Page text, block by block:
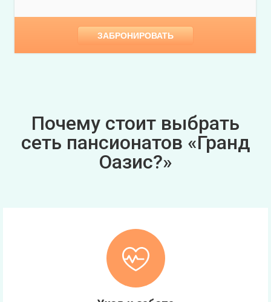
ЗАБРОНИРОВАТЬ
Почему стоит выбрать
сеть пансионатов «Гранд
Оазис?»